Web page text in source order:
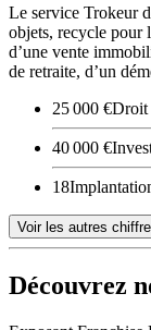
Le service Trokeur
objets, recycle
d’une vente
de retraite, d’un
25 000 €Droit
40 000 €
18
Voir les autres
Découvrez